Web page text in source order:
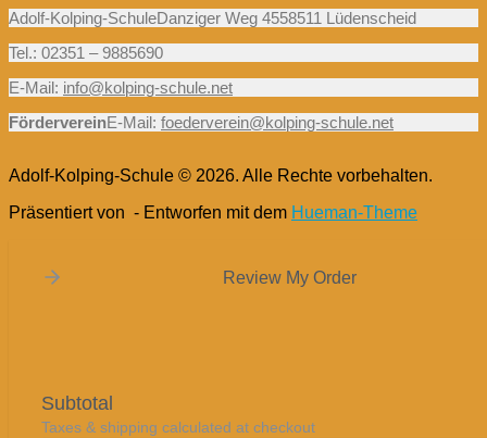
Adolf-Kolping-SchuleDanziger Weg 4558511 Lüdenscheid
Tel.: 02351 – 9885690
E-Mail: info@kolping-schule.net
FördervereinE-Mail: foederverein@kolping-schule.net
Adolf-Kolping-Schule © 2026. Alle Rechte vorbehalten.
Präsentiert von - Entworfen mit dem Hueman-Theme
Review My Order
Subtotal
Taxes & shipping calculated at checkout